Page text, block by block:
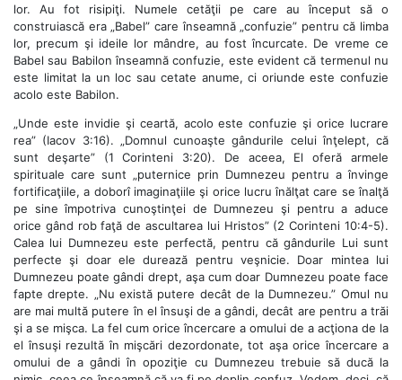
lor. Au fot risipiţi. Numele cetăţii pe care au început să o
construiască era „Babel” care înseamnă „confuzie” pentru că limba
lor, precum şi ideile lor mândre, au fost încurcate. De vreme ce
Babel sau Babilon înseamnă confuzie, este evident că termenul nu
este limitat la un loc sau cetate anume, ci oriunde este confuzie
acolo este Babilon.
„Unde este invidie şi ceartă, acolo este confuzie şi orice lucrare
rea” (Iacov 3:16). „Domnul cunoaşte gândurile celui înţelept, că
sunt deşarte” (1 Corinteni 3:20). De aceea, El oferă armele
spirituale care sunt „puternice prin Dumnezeu pentru a învinge
fortificaţiile, a doborî imaginaţiile şi orice lucru înălţat care se înalţă
pe sine împotriva cunoştinţei de Dumnezeu şi pentru a aduce
orice gând rob faţă de ascultarea lui Hristos” (2 Corinteni 10:4-5).
Calea lui Dumnezeu este perfectă, pentru că gândurile Lui sunt
perfecte şi doar ele durează pentru veşnicie. Doar mintea lui
Dumnezeu poate gândi drept, aşa cum doar Dumnezeu poate face
fapte drepte. „Nu există putere decât de la Dumnezeu.” Omul nu
are mai multă putere în el însuşi de a gândi, decât are pentru a trăi
şi a se mişca. La fel cum orice încercare a omului de a acţiona de la
el însuşi rezultă în mişcări dezordonate, tot aşa orice încercare a
omului de a gândi în opoziţie cu Dumnezeu trebuie să ducă la